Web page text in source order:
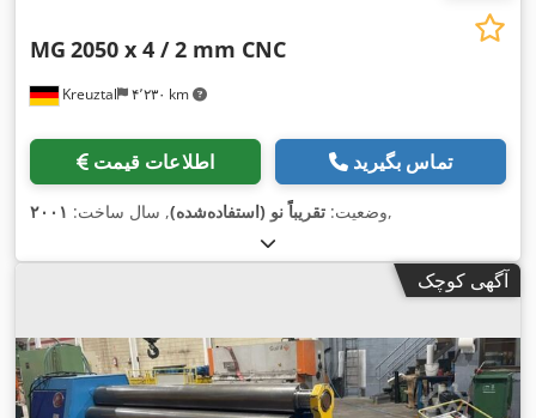
Kreuztal ۴٬۲۳۰ km
MG 2050 x 4 / 2 mm CNC
اطلاعات قیمت تماس بگیرید
وضعیت: تقریباً نو (استفاده‌شده), سال ساخت: ۲۰۰۱ ,
آگهی کوچک